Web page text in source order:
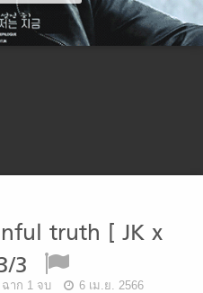
truth [ JK x
3
ฉาก 1 จบ
6 เม.ย. 2566